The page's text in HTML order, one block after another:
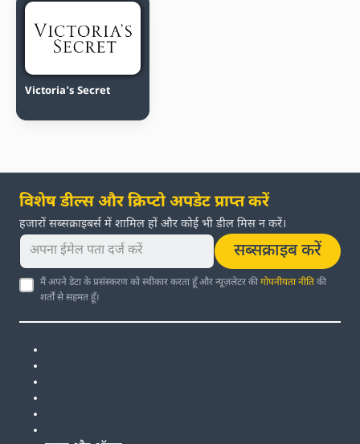
Victoria's Secret
विशेष डील्स और क्रिप्टो अपडेट प्राप्त करें
हजारों सब्सक्राइबर्स में शामिल हों और कोई भी डील मिस न करें।
सब्सक्राइब करें
मैं अपने डेटा के प्रसंस्करण को स्वीकार करता हूँ और न्यूज़लेटर कीगोपनीयता नीतिकी
शर्तों से सहमत हूँ।